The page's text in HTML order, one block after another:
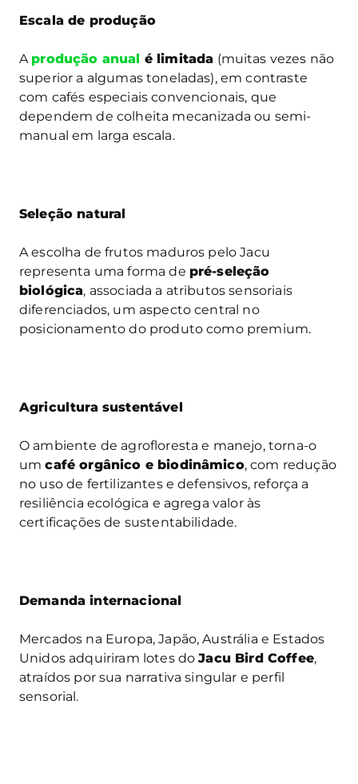
Escala de produção
A produção anual é limitada (muitas vezes não
superior a algumas toneladas), em contraste
com cafés especiais convencionais, que
dependem de colheita mecanizada ou semi-
manual em larga escala.
Seleção natural
A escolha de frutos maduros pelo Jacu
representa uma forma de pré-seleção
biológica, associada a atributos sensoriais
diferenciados, um aspecto central no
posicionamento do produto como premium.
Agricultura sustentável
O ambiente de agrofloresta e manejo, torna-o
umcafé orgânico e biodinâmico, com redução
no uso de fertilizantes e defensivos, reforça a
resiliência ecológica e agrega valor às
certificações de sustentabilidade.
Demanda internacional
Mercados na Europa, Japão, Austrália e Estados
Unidos adquiriram lotes doJacu Bird Coffee,
atraídos por sua narrativa singular e perfil
sensorial.